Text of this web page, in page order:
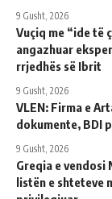
9 Gusht, 2026
Vuçiq me “ide të
angazhuar
rrjedhës së Ibrit
9 Gusht, 2026
VLEN: Firma e
dokumente, BDI
9 Gusht, 2026
Greqia e vendosi
listën e shteteve